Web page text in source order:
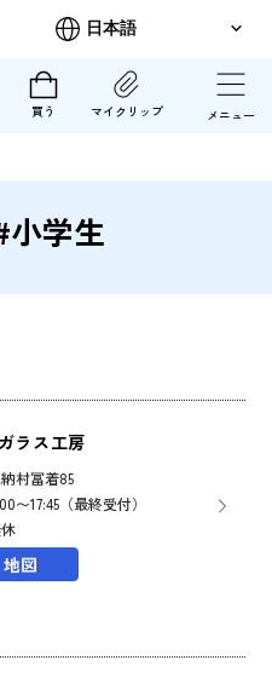
買う マイクリップ メニュー
小学生
ラス工房
村冨着85
〜17:45（最終受付）
地図